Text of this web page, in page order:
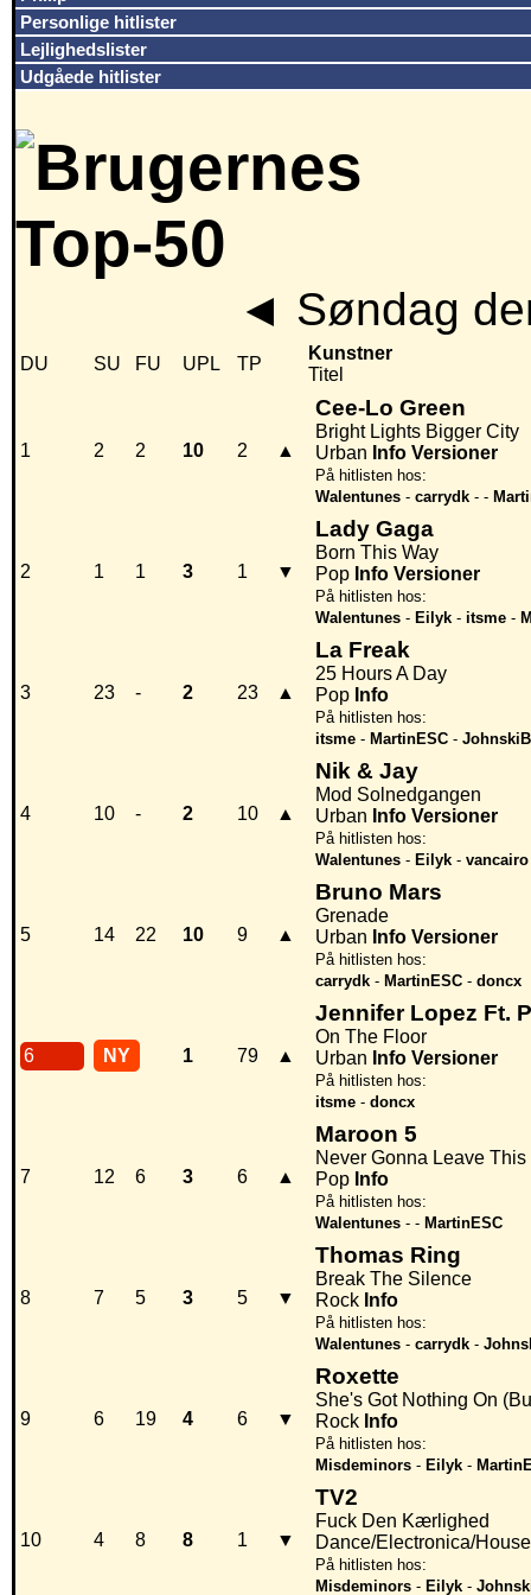
Personlige hitlister
Lejlighedslister
Udgåede hitlister
◄ Søndag
DU SU FU UPL TP
Kunstner
Titel
1 2 2 10 2 ▲
Cee-Lo Green
Bright Lights Bigger City
Urban Info Versioner
På hitlisten hos:
Walentunes - carrydk - -
2 1 1 3 1 ▼
Lady Gaga
Born This Way
Pop Info Versioner
På hitlisten hos:
Walentunes - Eilyk - itsme -
3 23 - 2 23 ▲
La Freak
25 Hours A Day
Pop Info
På hitlisten hos:
itsme - MartinESC -
4 10 - 2 10 ▲
Nik & Jay
Mod Solnedgangen
Urban Info Versioner
På hitlisten hos:
Walentunes - Eilyk - vancairo
5 14 22 10 9 ▲
Bruno Mars
Grenade
Urban Info Versioner
På hitlisten hos:
carrydk - MartinESC - doncx
6 NY 1 79 ▲
Jennifer Lopez Ft.
On The Floor
Urban Info Versioner
På hitlisten hos:
itsme - doncx
7 12 6 3 6 ▲
Maroon 5
Never Gonna Leave This
Pop Info
På hitlisten hos:
Walentunes - - MartinESC
8 7 5 3 5 ▼
Thomas Ring
Break The Silence
Rock Info
På hitlisten hos:
Walentunes - carrydk -
9 6 19 4 6 ▼
Roxette
She's Got Nothing On
Rock Info
På hitlisten hos:
Misdeminors - Eilyk -
10 4 8 8 1 ▼
TV2
Fuck Den Kærlighed
Dance/Electronica/House
På hitlisten hos:
Misdeminors - Eilyk -